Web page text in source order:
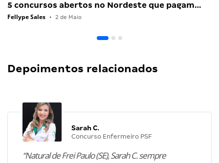
5 concursos abertos no Nordeste que pagam…
Fellype Sales • 2 de Maio
Depoimentos relacionados
Sarah C.
Concurso Enfermeiro PSF
“Natural de Frei Paulo (SE), Sarah C. sempre